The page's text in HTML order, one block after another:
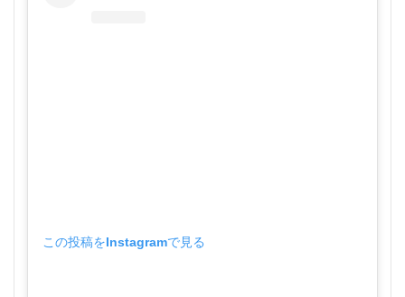
この投稿をInstagramで見る